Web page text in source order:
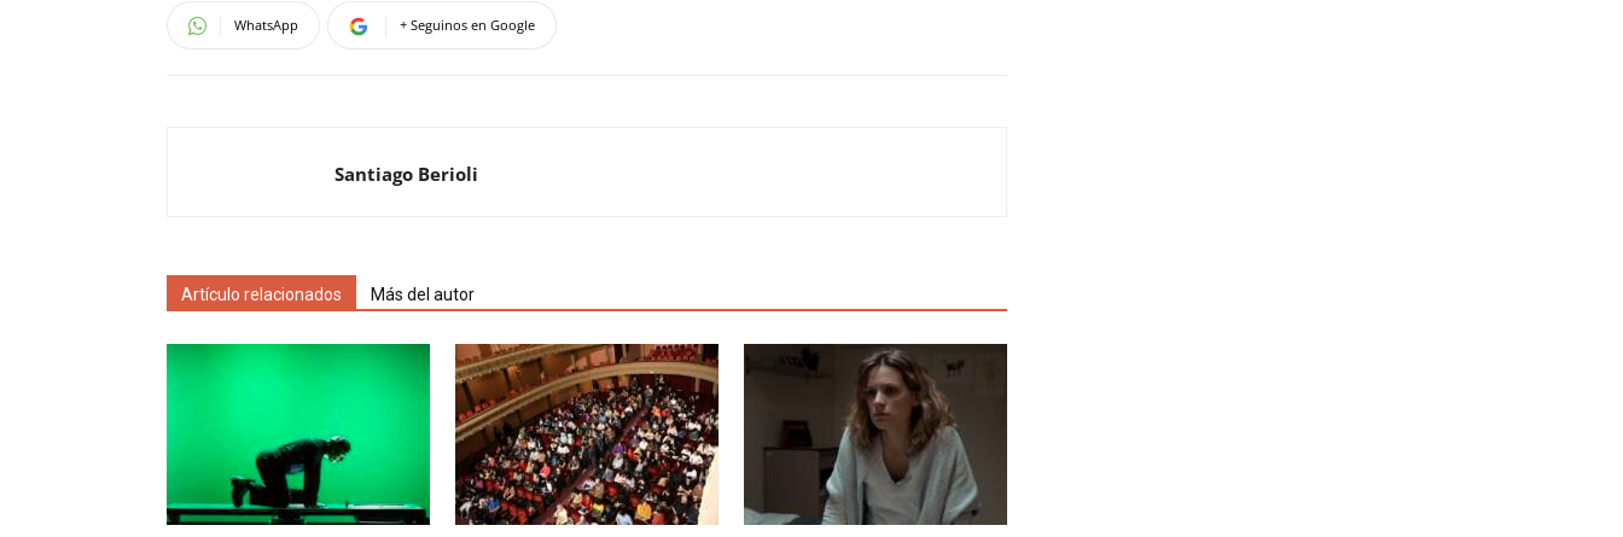
WhatsApp + Seguinos en Google
Santiago Berioli
Artículo relacionados Más del autor